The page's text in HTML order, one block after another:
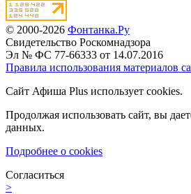
© 2000-2026 Фонтанка.Ру
Свидетельство Роскомнадзора
Эл № ФС 77-66333 от 14.07.2016
Правила использования материалов
Сайт Афиша Plus использует cookies.
Продолжая использовать сайт, вы
данных.
Подробнее о cookies
Согласиться
>